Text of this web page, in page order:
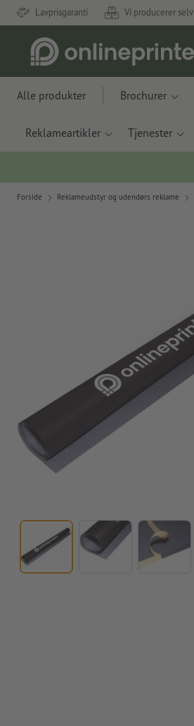
Lavprisgaranti Vi producerer selv
Alle produkter Brochurer
Reklameartikler Tjenester
Forside Reklameudstyr og udendørs reklame